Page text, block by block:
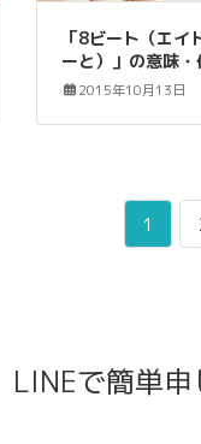
「8ビート（エイ
ーと）」の意味
2015年10月13日
ペ
1
LINEで簡単